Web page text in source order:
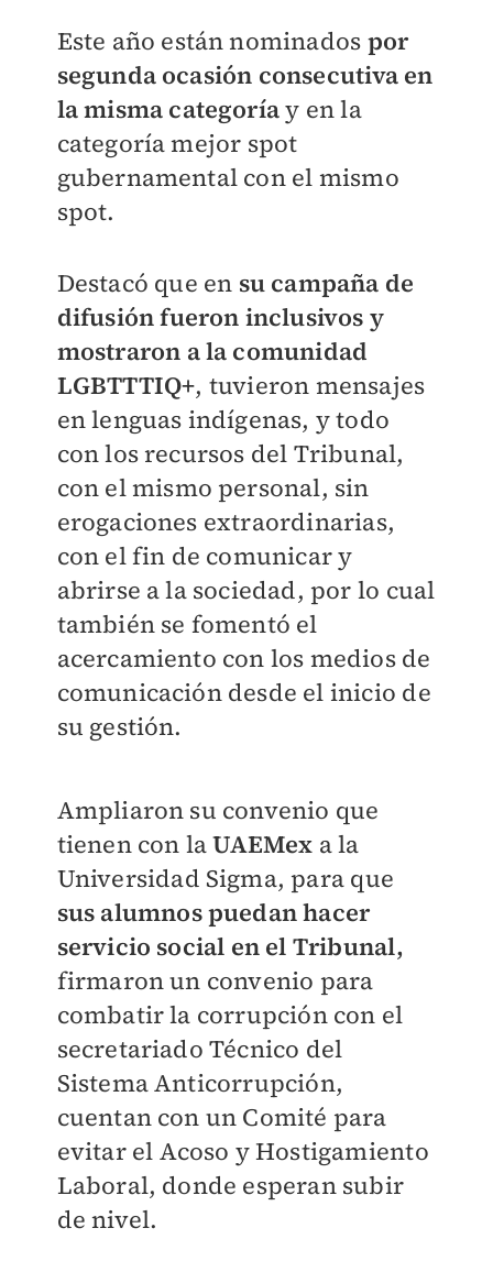
Este año están nominados por
segunda ocasión consecutiva en
la misma categoríay en la
categoría mejor spot
gubernamental con el mismo
spot.
Destacó que en su campaña de
difusión fueron inclusivos y
mostraron a la comunidad
LGBTTTIQ+, tuvieron mensajes
en lenguas indígenas, y todo
con los recursos del Tribunal,
con el mismo personal, sin
erogaciones extraordinarias,
con el fin de comunicar y
abrirse a la sociedad, por lo cual
también se fomentó el
acercamiento con los medios de
comunicación desde el inicio de
su gestión.
Ampliaron su convenio que
tienen con laUAEMex a la
Universidad Sigma, para que
sus alumnos puedan hacer
servicio social en el Tribunal,
firmaron un convenio para
combatir la corrupción con el
secretariado Técnico del
Sistema Anticorrupción,
cuentan con un Comité para
evitar el Acoso y Hostigamiento
Laboral, donde esperan subir
de nivel.